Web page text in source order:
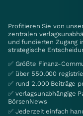
Profitieren Sie von
zentralen
und fundierten Zugang
strategische
✅ Größte Finanz-
✅ über 550.000
✅ rund 2.000 Beiträge
✅ verlagsunabhängige
BörsenNews
✅ Jederzeit einfach